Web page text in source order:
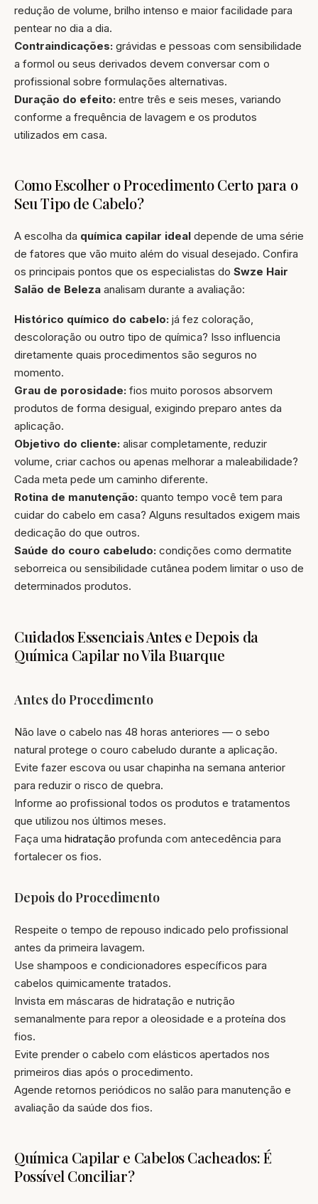
redução de volume, brilho intenso e maior facilidade para
pentear no dia a dia.
Contraindicações: grávidas e pessoas com sensibilidade
a formol ou seus derivados devem conversar com o
profissional sobre formulações alternativas.
Duração do efeito: entre três e seis meses, variando
conforme a frequência de lavagem e os produtos
utilizados em casa.
Como Escolher o Procedimento Certo para o
Seu Tipo de Cabelo?
A escolha da química capilar ideal depende de uma série
de fatores que vão muito além do visual desejado. Confira
os principais pontos que os especialistas do Swze Hair
Salão de Beleza analisam durante a avaliação:
Histórico químico do cabelo: já fez coloração,
descoloração ou outro tipo de química? Isso influencia
diretamente quais procedimentos são seguros no
momento.
Grau de porosidade: fios muito porosos absorvem
produtos de forma desigual, exigindo preparo antes da
aplicação.
Objetivo do cliente: alisar completamente, reduzir
volume, criar cachos ou apenas melhorar a maleabilidade?
Cada meta pede um caminho diferente.
Rotina de manutenção: quanto tempo você tem para
cuidar do cabelo em casa? Alguns resultados exigem mais
dedicação do que outros.
Saúde do couro cabeludo: condições como dermatite
seborreica ou sensibilidade cutânea podem limitar o uso de
determinados produtos.
Cuidados Essenciais Antes e Depois da
Química Capilar no Vila Buarque
Antes do Procedimento
Não lave o cabelo nas 48 horas anteriores — o sebo
natural protege o couro cabeludo durante a aplicação.
Evite fazer escova ou usar chapinha na semana anterior
para reduzir o risco de quebra.
Informe ao profissional todos os produtos e tratamentos
que utilizou nos últimos meses.
Faça uma hidratação profunda com antecedência para
fortalecer os fios.
Depois do Procedimento
Respeite o tempo de repouso indicado pelo profissional
antes da primeira lavagem.
Use shampoos e condicionadores específicos para
cabelos quimicamente tratados.
Invista em máscaras de hidratação e nutrição
semanalmente para repor a oleosidade e a proteína dos
fios.
Evite prender o cabelo com elásticos apertados nos
primeiros dias após o procedimento.
Agende retornos periódicos no salão para manutenção e
avaliação da saúde dos fios.
Química Capilar e Cabelos Cacheados: É
Possível Conciliar?